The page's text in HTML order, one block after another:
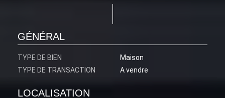
GÉNÉRAL
TYPE DE BIEN
Maison
TYPE DE TRANSACTION
A vendre
LOCALISATION